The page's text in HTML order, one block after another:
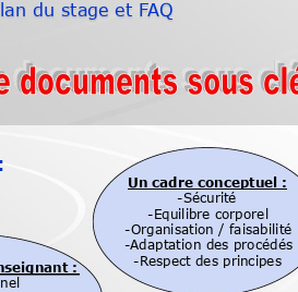
du stage et FAQ
:
Un cadre conceptuel :
-Sécurité
-Equilibre corpore
-Organisation / faisabilité
-Adaptation des procédés
-Respect des principes
: